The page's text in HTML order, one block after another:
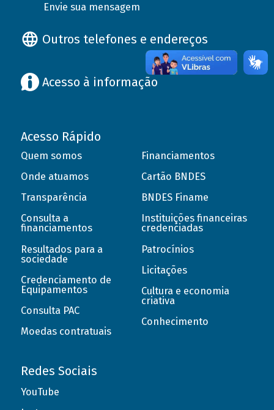
Envie sua mensagem
Outros telefones e endereços
Acesso à informação
Acesso Rápido
Quem somos
Onde atuamos
Transparência
Consulta a
financiamentos
Resultados para a
sociedade
Credenciamento de
Equipamentos
Consulta PAC
Moedas contratuais
Financiamentos
Cartão BNDES
BNDES Finame
Instituições financeiras
credenciadas
Patrocínios
Licitações
Cultura e economia
criativa
Conhecimento
Redes Sociais
YouTube